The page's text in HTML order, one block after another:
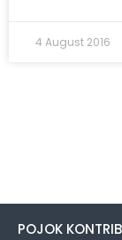
4 August 2016
POJOK